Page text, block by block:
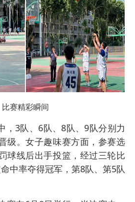
比赛精彩瞬间
，3队、6队、8队、9队分别力
级。女子趣味赛方面，参赛选
球线后出手投篮，经过三轮比
中率夺得冠军，第8队、第5队